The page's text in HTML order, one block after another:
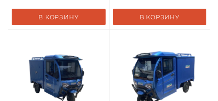
В КОРЗИНУ В КОРЗИНУ